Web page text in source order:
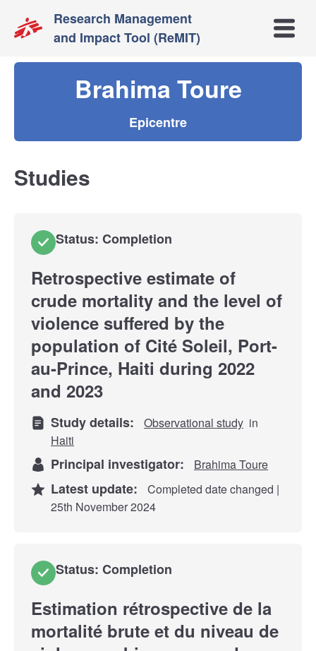
Research Management
and Impact Tool (ReMIT)
Open
Brahima Toure
Epicentre
Studies
Status: Completion
Retrospective estimate of
crude mortality and the level of
violence suffered by the
population of Cité Soleil, Port-
au-Prince, Haiti during 2022
and 2023
Study details: Observational study in
Haiti
Principal investigator: Brahima Toure
Latest update:
Completed date changed |
25th November 2024
Status: Completion
Estimation rétrospective de la
mortalité brute et du niveau de